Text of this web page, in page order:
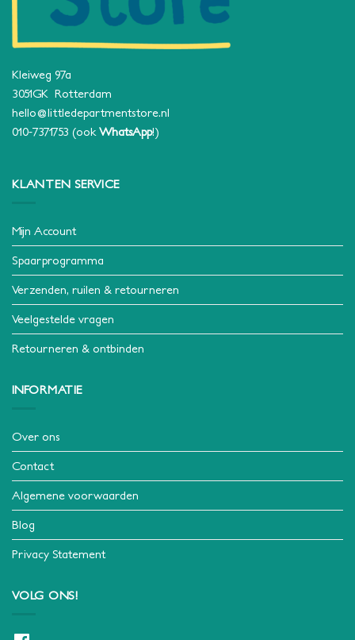
Kleiweg 97a
3051GK Rotterdam
hello@littledepartmentstore.nl
010-7371753 (ook WhatsApp!)
KLANTEN SERVICE
Mijn Account
Spaarprogramma
Verzenden, ruilen & retourneren
Veelgestelde vragen
Retourneren & ontbinden
INFORMATIE
Over ons
Contact
Algemene voorwaarden
Blog
Privacy Statement
VOLG ONS!